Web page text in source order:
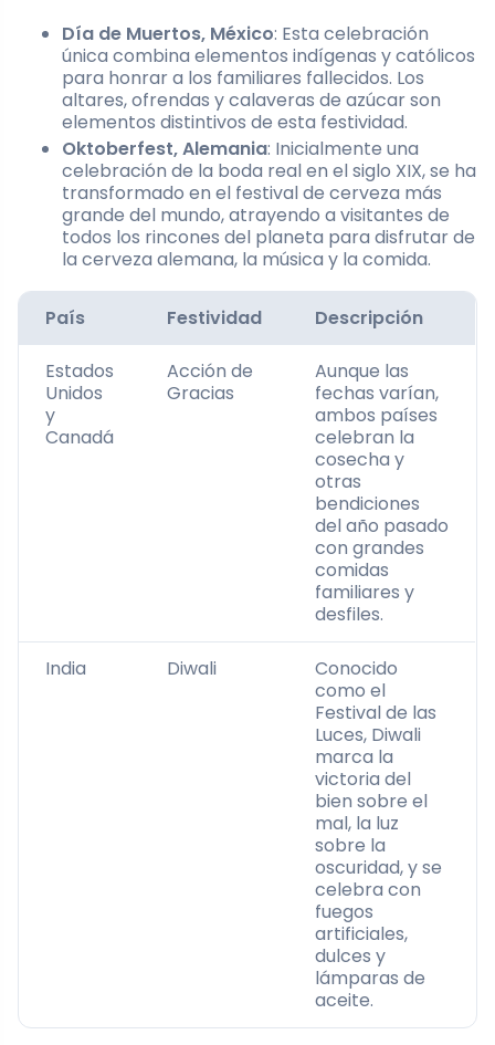
Día de Muertos, México: Esta celebración
única combina elementos indígenas y católicos
para honrar a los familiares fallecidos. Los
altares, ofrendas y calaveras de azúcar son
elementos distintivos de esta festividad.
Oktoberfest, Alemania: Inicialmente una
celebración de la boda real en el siglo XIX, se ha
transformado en el festival de cerveza más
grande del mundo, atrayendo a visitantes de
todos los rincones del planeta para disfrutar de
la cerveza alemana, la música y la comida.
País Festividad Descripción
Estados
Unidos
y
Canadá
Acción de
Gracias
Aunque las
fechas varían,
ambos países
celebran la
cosecha y
otras
bendiciones
del año pasado
con grandes
comidas
familiares y
desfiles.
India Diwali
Conocido
como el
Festival de las
Luces, Diwali
marca la
victoria del
bien sobre el
mal, la luz
sobre la
oscuridad, y se
celebra con
fuegos
artificiales,
dulces y
lámparas de
aceite.